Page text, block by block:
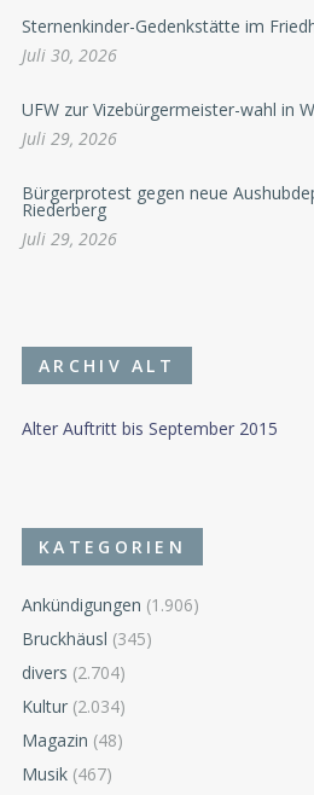
Sternenkinder-Gedenkstätte im
Juli 30, 2026
UFW zur Vizebürgermeister-wahl in
Juli 29, 2026
Bürgerprotest gegen neue
Riederberg
Juli 29, 2026
ARCHIV ALT
Alter Auftritt bis September 2015
KATEGORIEN
Ankündigungen (1.906)
Bruckhäusl (345)
divers (2.704)
Kultur (2.034)
Magazin (48)
Musik (467)